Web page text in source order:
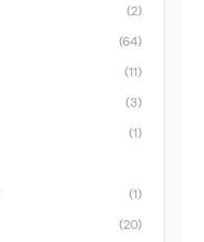
(2)
(64)
(11)
(3)
(1)
(1)
(20)